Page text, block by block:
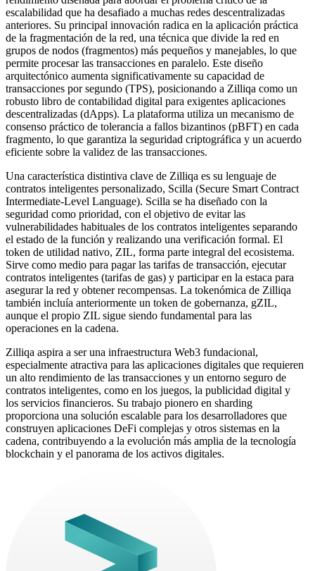
escalabilidad que ha desafiado a muchas redes descentralizadas
anteriores. Su principal innovación radica en la aplicación práctica
de la fragmentación de la red, una técnica que divide la red en
grupos de nodos (fragmentos) más pequeños y manejables, lo que
permite procesar las transacciones en paralelo. Este diseño
arquitectónico aumenta significativamente su capacidad de
transacciones por segundo (TPS), posicionando a Zilliqa como un
robusto libro de contabilidad digital para exigentes aplicaciones
descentralizadas (dApps). La plataforma utiliza un mecanismo de
consenso práctico de tolerancia a fallos bizantinos (pBFT) en cada
fragmento, lo que garantiza la seguridad criptográfica y un acuerdo
eficiente sobre la validez de las transacciones.
Una característica distintiva clave de Zilliqa es su lenguaje de
contratos inteligentes personalizado, Scilla (Secure Smart Contract
Intermediate-Level Language). Scilla se ha diseñado con la
seguridad como prioridad, con el objetivo de evitar las
vulnerabilidades habituales de los contratos inteligentes separando
el estado de la función y realizando una verificación formal. El
token de utilidad nativo, ZIL, forma parte integral del ecosistema.
Sirve como medio para pagar las tarifas de transacción, ejecutar
contratos inteligentes (tarifas de gas) y participar en la estaca para
asegurar la red y obtener recompensas. La tokenómica de Zilliqa
también incluía anteriormente un token de gobernanza, gZIL,
aunque el propio ZIL sigue siendo fundamental para las
operaciones en la cadena.
Zilliqa aspira a ser una infraestructura Web3 fundacional,
especialmente atractiva para las aplicaciones digitales que requieren
un alto rendimiento de las transacciones y un entorno seguro de
contratos inteligentes, como en los juegos, la publicidad digital y
los servicios financieros. Su trabajo pionero en sharding
proporciona una solución escalable para los desarrolladores que
construyen aplicaciones DeFi complejas y otros sistemas en la
cadena, contribuyendo a la evolución más amplia de la tecnología
blockchain y el panorama de los activos digitales.